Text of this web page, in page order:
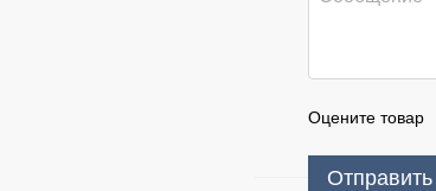
Оцените товар
Отправить